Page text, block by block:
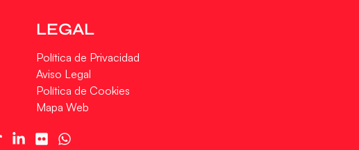
LEGAL
Política de Privacidad
Aviso Legal
Política de Cookies
Mapa Web